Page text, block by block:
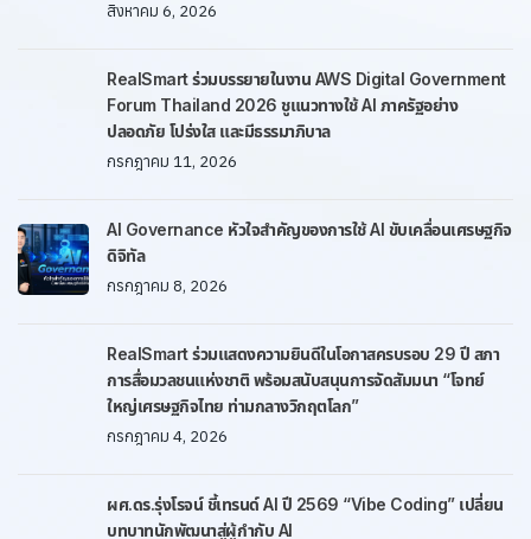
สิงหาคม 6, 2026
RealSmart ร่วมบรรยายในงาน AWS Digital Government
Forum Thailand 2026 ชูแนวทางใช้ AI ภาครัฐอย่าง
ปลอดภัย โปร่งใส และมีธรรมาภิบาล
กรกฎาคม 11, 2026
AI Governance หัวใจสำคัญของการใช้ AI ขับเคลื่อนเศรษฐกิจ
ดิจิทัล
กรกฎาคม 8, 2026
RealSmart ร่วมแสดงความยินดีในโอกาสครบรอบ 29 ปี สภา
การสื่อมวลชนแห่งชาติ พร้อมสนับสนุนการจัดสัมมนา “โจทย์
ใหญ่เศรษฐกิจไทย ท่ามกลางวิกฤตโลก”
กรกฎาคม 4, 2026
ผศ.ดร.รุ่งโรจน์ ชี้เทรนด์ AI ปี 2569 “Vibe Coding” เปลี่ยน
บทบาทนักพัฒนาสู่ผู้กำกับ AI